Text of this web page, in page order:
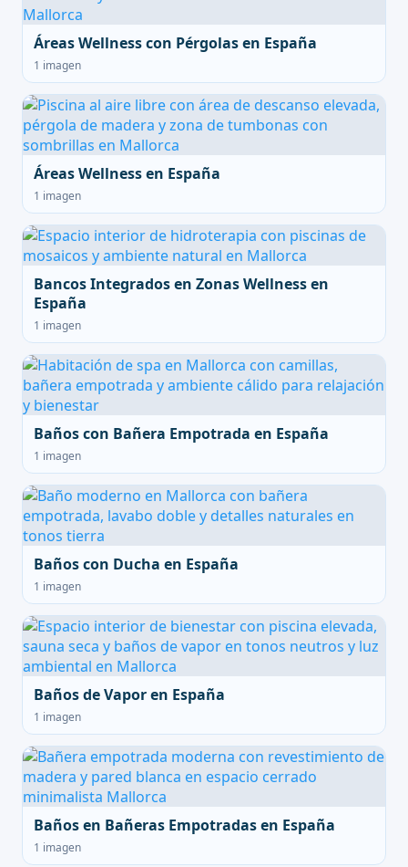
Áreas Wellness con Pérgolas en España
1 imagen
Áreas Wellness en España
1 imagen
Bancos Integrados en Zonas Wellness en
España
1 imagen
Baños con Bañera Empotrada en España
1 imagen
Baños con Ducha en España
1 imagen
Baños de Vapor en España
1 imagen
Baños en Bañeras Empotradas en España
1 imagen